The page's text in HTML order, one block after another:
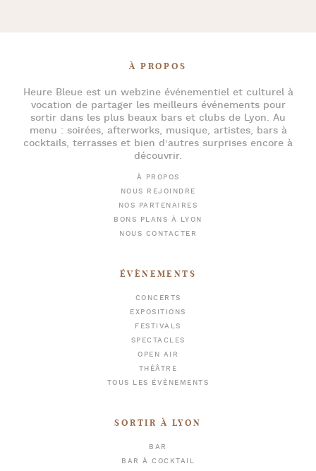
À PROPOS
Heure Bleueest un webzine événementiel et culturel à
vocation de partager les meilleurs événements pour
sortir dans les plus beaux bars et clubs de Lyon. Au
menu : soirées, afterworks, musique, artistes, bars à
cocktails, terrasses et bien d’autres surprises encore à
découvrir.
À PROPOS
NOUS REJOINDRE
NOS PARTENAIRES
BONS PLANS À LYON
NOUS CONTACTER
ÉVÈNEMENTS
CONCERTS
EXPOSITIONS
FESTIVALS
SPECTACLES
OPEN AIR
THÉÂTRE
TOUS LES ÉVÈNEMENTS
SORTIR À LYON
BAR
BAR À COCKTAIL